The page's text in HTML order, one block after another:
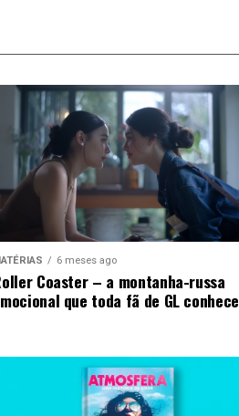
6 meses ago
Coaster – a montanha-russa
que toda fã de GL conhece